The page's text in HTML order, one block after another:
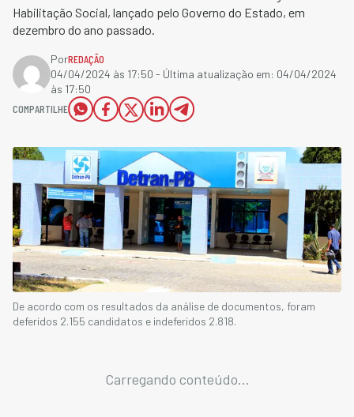
Habilitação Social, lançado pelo Governo do Estado, em
dezembro do ano passado.
PorREDAÇÃO
04/04/2024 às 17:50 - Última atualização em: 04/04/2024
às 17:50
COMPARTILHE
De acordo com os resultados da análise de documentos, foram
deferidos 2.155 candidatos e indeferidos 2.818.
Carregando conteúdo...